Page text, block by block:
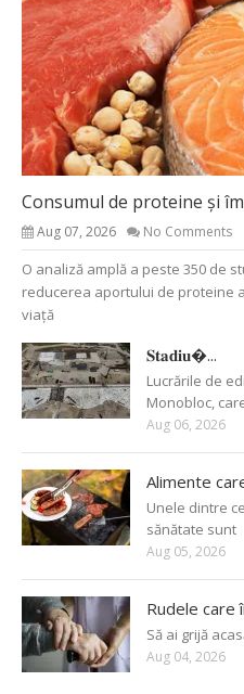
Consumul de proteine și
Aug 07, 2026 No Comments
O analiză amplă a peste 350 de
reducerea aportului de proteine
viață
𝐒𝐭𝐚𝐝𝐢𝐮�...
Lucrările de
Monobloc,
Aug 06, 2026
Alimente
Unele dintre
sănătate sunt
Aug 05, 2026
Rudele care
Să ai grijă
Aug 04, 2026